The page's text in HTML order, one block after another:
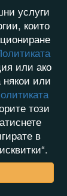
услуги
които
или ако
някои или
този
в